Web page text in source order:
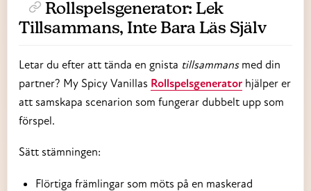
Rollspelsgenerator: Lek
Tillsammans, Inte Bara Läs Själv
Letar du efter att tända en gnista tillsammansmed din
partner? My Spicy Vanillas Rollspelsgenerator hjälper er
att samskapa scenarion som fungerar dubbelt upp som
förspel.
Sätt stämningen:
Flörtiga främlingar som möts på en maskerad